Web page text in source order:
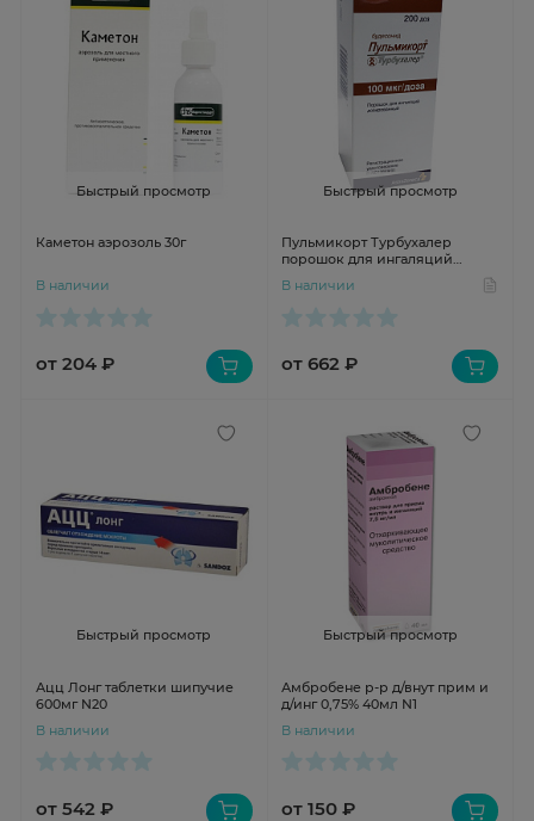
Быстрый просмотр
Каметон аэрозоль 30г
В наличии
от 204 ₽
Быстрый просмотр
Пульмикорт Турбухалер
порошок для ингаляций
дозированный 100мкг/доза 200
доз N1
В наличии
от 662 ₽
Быстрый просмотр
Ацц Лонг таблетки шипучие
600мг N20
В наличии
от 542 ₽
Быстрый просмотр
Амбробене р-р д/внут прим и
д/инг 0,75% 40мл N1
В наличии
от 150 ₽